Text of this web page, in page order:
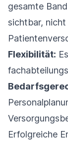
gesamte
sichtbar,
Flexibilität:
Erfolgreiche